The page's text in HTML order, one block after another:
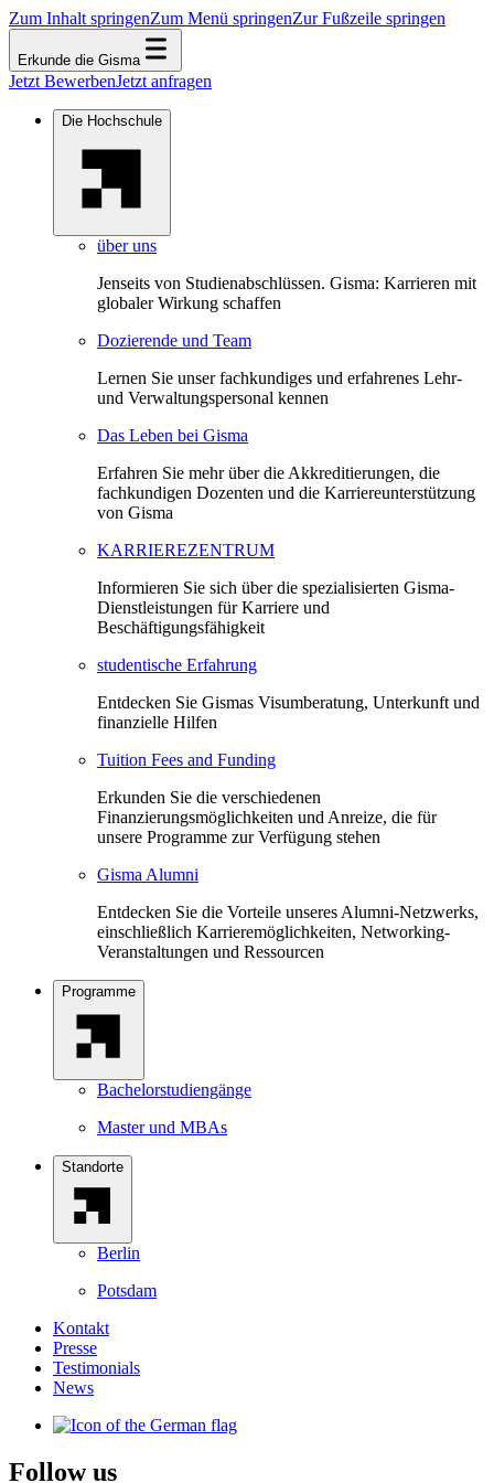
Zum Inhalt springenZum Menü springenZur Fußzeile springen
Erkunde die Gisma
Jetzt BewerbenJetzt anfragen
Die Hochschule
über uns
Jenseits von Studienabschlüssen. Gisma: Karrieren mit
globaler Wirkung schaffen
Dozierende und Team
Lernen Sie unser fachkundiges und erfahrenes Lehr-
und Verwaltungspersonal kennen
Das Leben bei Gisma
Erfahren Sie mehr über die Akkreditierungen, die
fachkundigen Dozenten und die Karriereunterstützung
von Gisma
KARRIEREZENTRUM
Informieren Sie sich über die spezialisierten Gisma-
Dienstleistungen für Karriere und
Beschäftigungsfähigkeit
studentische Erfahrung
Entdecken Sie Gismas Visumberatung, Unterkunft und
finanzielle Hilfen
Tuition Fees and Funding
Erkunden Sie die verschiedenen
Finanzierungsmöglichkeiten und Anreize, die für
unsere Programme zur Verfügung stehen
Gisma Alumni
Entdecken Sie die Vorteile unseres Alumni-Netzwerks,
einschließlich Karrieremöglichkeiten, Networking-
Veranstaltungen und Ressourcen
Programme
Bachelorstudiengänge
Master und MBAs
Standorte
Berlin
Potsdam
Kontakt
Presse
Testimonials
News
Follow us